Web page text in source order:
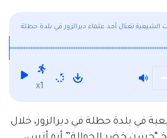
الشيعية تغتال أحد علماء ديرالزور في بلدة حطلة
x1
في بلدة حطلة في ديرالزور، خلال